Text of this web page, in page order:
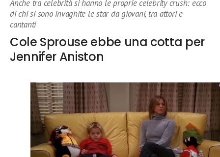
Anche tra celebrità si hanno le proprie celebrity crush: ecco
di chi si sono invaghite le star da giovani, tra attori e
cantanti
Cole Sprouse ebbe una cotta per
Jennifer Aniston